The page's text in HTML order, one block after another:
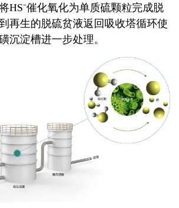
HS⁻催化氧化为单质硫颗粒完成脱
再生的脱硫贫液返回吸收塔循环使
沉淀槽进一步处理。